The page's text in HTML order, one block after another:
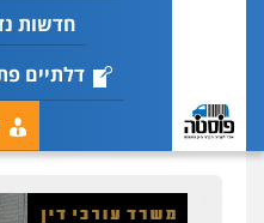
חדשות
דלתיים